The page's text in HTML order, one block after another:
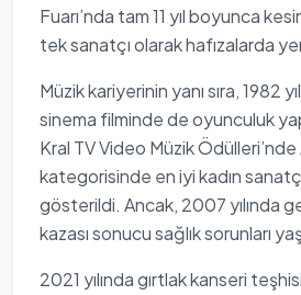
Fuarı’nda tam 11 yıl boyunca
tek sanatçı olarak hafızalarda
Müzik kariyerinin yanı sıra, 1982
sinema filminde de oyunculuk
Kral TV Video Müzik
kategorisinde en iyi kadın
gösterildi. Ancak, 2007 yılında
kazası sonucu sağlık sorunları
2021 yılında gırtlak kanseri